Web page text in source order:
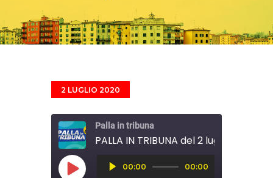
News
Contatti
2 LUGLIO 2020
Palla in tribuna
PALLA IN TRIBUNA del 2 luglio 2020
PLAY EPISODE
Player00:00 00:00